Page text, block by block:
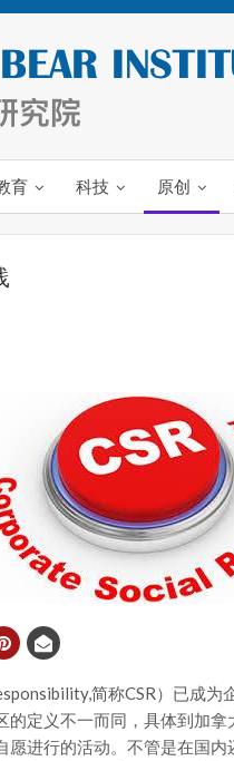
育 科技 原创
简称CSR）已成为
定义不一而同，具体到加拿
愿进行的活动。不管是在国